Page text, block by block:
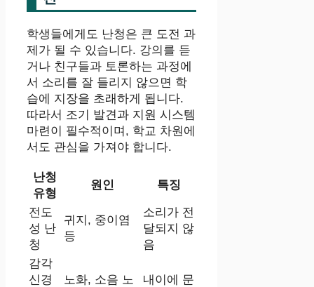
학생들에게도 난청은 큰 도전 과
제가 될 수 있습니다. 강의를 듣
거나 친구들과 토론하는 과정에
서 소리를 잘 들리지 않으면 학
습에 지장을 초래하게 됩니다.
따라서 조기 발견과 지원 시스템
마련이 필수적이며, 학교 차원에
서도 관심을 가져야 합니다.
난청
유형
원인 특징
전도
성 난
청
귀지, 중이염
등
소리가 전
달되지 않
음
감각
신경
노화, 소음 노
내이에 문